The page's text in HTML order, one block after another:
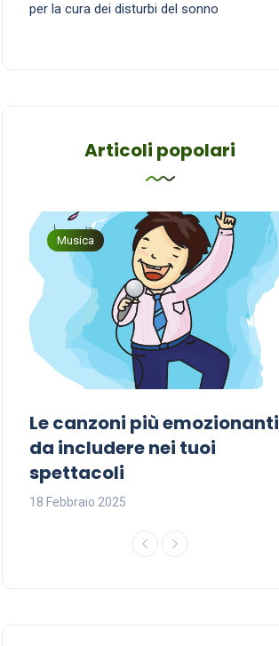
per la cura dei disturbi del sonno
Articoli popolari
Musica
Le canzoni più emozionanti
da includere nei tuoi
spettacoli
18 Febbraio 2025